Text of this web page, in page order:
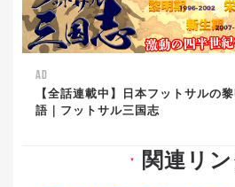
AD
【全話連載中】日本フットサルの
語｜フットサル三国志
▼ 関連リン